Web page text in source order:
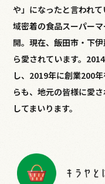
や」になったと言われ
域密着の食品スーパー
開。現在、飯田市・下
ら愛されています。
し、2019年に創業200
らも、地元の皆様に愛
してまいります。